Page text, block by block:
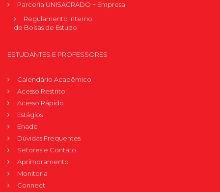
Parceria UNISAGRADO + Empresa
Regulamento Interno
de Bolsas de Estudo
ESTUDANTES E PROFESSORES
Calendário Acadêmico
Acesso Restrito
Acesso Rápido
Estágios
Enade
Dúvidas Frequentes
Setores e Contato
Aprimoramento
Monitoria
Connect